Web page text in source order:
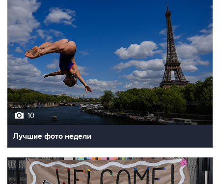
10
Лучшие фото недели